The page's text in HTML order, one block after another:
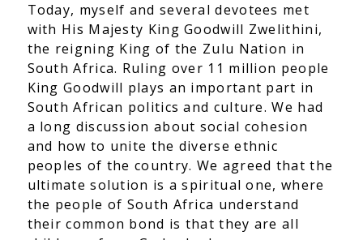
Today, myself and several devotees met
with His Majesty King Goodwill Zwelithini,
the reigning King of the Zulu Nation in
South Africa. Ruling over 11 million people
King Goodwill plays an important part in
South African politics and culture. We had
a long discussion about social cohesion
and how to unite the diverse ethnic
peoples of the country. We agreed that the
ultimate solution is a spiritual one, where
the people of South Africa understand
their common bond is that they are all